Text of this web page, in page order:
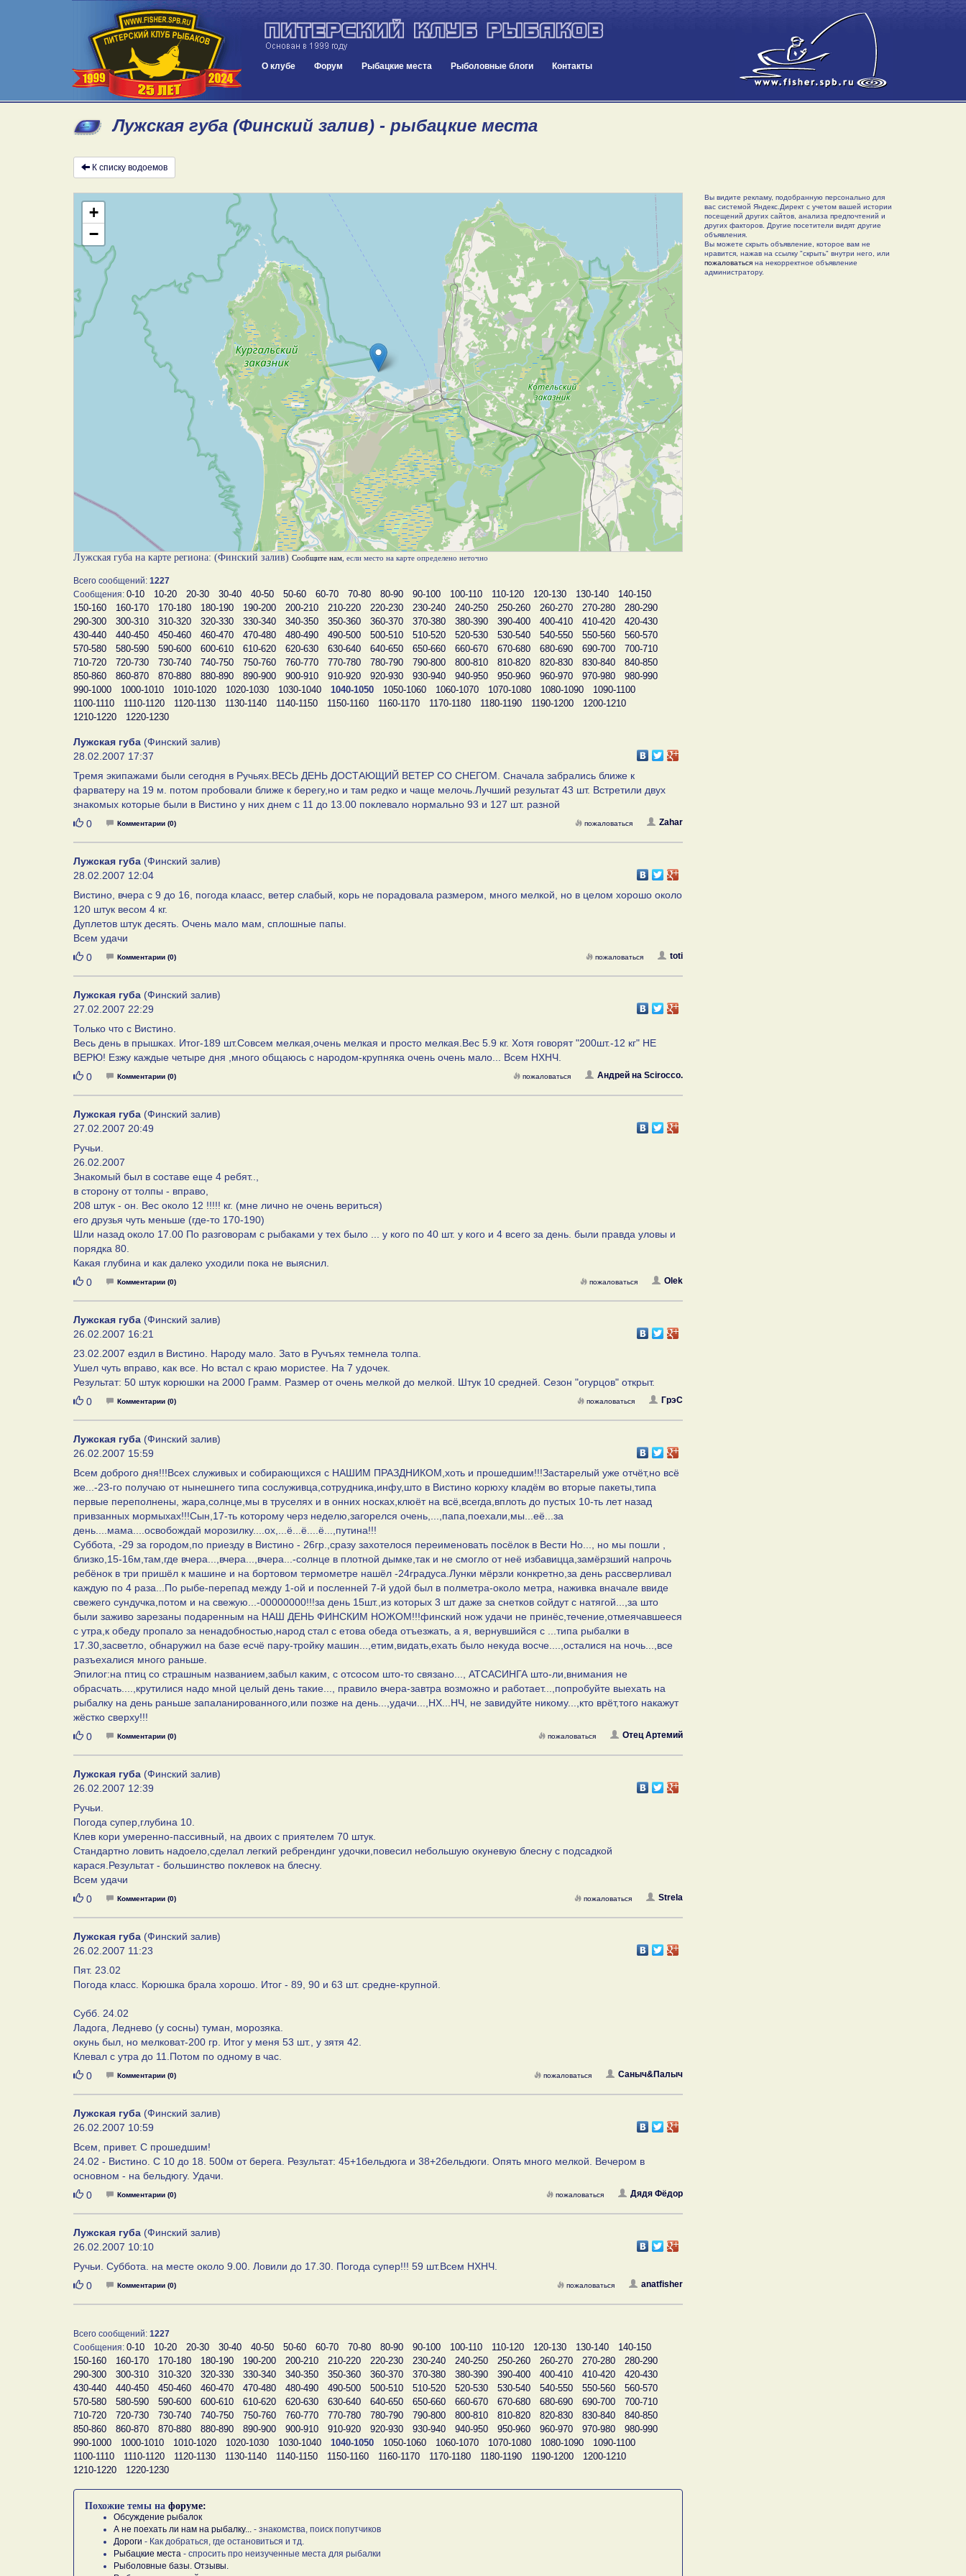
О клубе Форум Рыбацкие места Рыболовные блоги Контакты
Лужская губа (Финский залив) - рыбацкие места
К списку водоемов
+
−
Лужская губа на карте региона: (Финский залив) Сообщите нам , если место на карте определено неточно
Всего сообщений: 1227
Сообщения: 0-10 10-20 20-30 30-40 40-50 50-60 60-70 70-80 80-90 90-100 100-110 110-120 120-130 130-140
140-150
150-160
160-170 170-180 180-190 190-200 200-210 210-220 220-230 230-240 240-250 250-260 260-270 270-280
280-290
290-300
300-310 310-320 320-330 330-340 340-350 350-360 360-370 370-380 380-390 390-400 400-410 410-420
420-430
430-440
440-450 450-460 460-470 470-480 480-490 490-500 500-510 510-520 520-530 530-540 540-550 550-560
560-570
570-580
580-590 590-600 600-610 610-620 620-630 630-640 640-650 650-660 660-670 670-680 680-690 690-700
700-710
710-720
720-730 730-740 740-750 750-760 760-770 770-780 780-790 790-800 800-810 810-820 820-830 830-840
840-850
850-860
860-870 870-880 880-890 890-900 900-910 910-920 920-930 930-940 940-950 950-960 960-970 970-980
980-990
990-1000
1000-1010 1010-1020 1020-1030 1030-1040 1040-1050 1050-1060 1060-1070 1070-1080 1080-1090
1090-1100
1100-1110
1110-1120 1120-1130 1130-1140 1140-1150 1150-1160 1160-1170 1170-1180 1180-1190 1190-1200
1200-1210
1210-1220
1220-1230
Лужская губа (Финский залив)
28.02.2007 17:37
Тремя экипажами были сегодня в Ручьях.ВЕСЬ ДЕНЬ ДОСТАЮЩИЙ ВЕТЕР СО СНЕГОМ. Сначала забрались ближе к
фарватеру на 19 м. потом пробовали ближе к берегу,но и там редко и чаще мелочь.Лучший результат 43 шт. Встретили двух
знакомых которые были в Вистино у них днем с 11 до 13.00 поклевало нормально 93 и 127 шт. разной
Нравится
0 Комментарии (0) Zahar
пожаловаться
Лужская губа (Финский залив)
28.02.2007 12:04
Вистино, вчера с 9 до 16, погода клаасс, ветер слабый, корь не порадовала размером, много мелкой, но в целом хорошо около
120 штук весом 4 кг.
Дуплетов штук десять. Очень мало мам, сплошные папы.
Всем удачи
Нравится
0 Комментарии (0) toti
пожаловаться
Лужская губа (Финский залив)
27.02.2007 22:29
Только что с Вистино.
Весь день в прышках. Итог-189 шт.Совсем мелкая,очень мелкая и просто мелкая.Вес 5.9 кг. Хотя говорят "200шт.-12 кг" НЕ
ВЕРЮ! Езжу каждые четыре дня ,много общаюсь с народом-крупняка очень очень мало... Всем НХНЧ.
Нравится
0 Комментарии (0) Андрей на Scirocco.
пожаловаться
Лужская губа (Финский залив)
27.02.2007 20:49
Ручьи.
26.02.2007
Знакомый был в составе еще 4 ребят..,
в сторону от толпы - вправо,
208 штук - он. Вес около 12 !!!!! кг. (мне лично не очень вериться)
его друзья чуть меньше (где-то 170-190)
Шли назад около 17.00 По разговорам с рыбаками у тех было ... у кого по 40 шт. у кого и 4 всего за день. были правда уловы и
порядка 80.
Какая глубина и как далеко уходили пока не выяснил.
Нравится
0 Комментарии (0) Olek
пожаловаться
Лужская губа (Финский залив)
26.02.2007 16:21
23.02.2007 ездил в Вистино. Народу мало. Зато в Ручъях темнела толпа.
Ушел чуть вправо, как все. Но встал с краю мористее. На 7 удочек.
Результат: 50 штук корюшки на 2000 Грамм. Размер от очень мелкой до мелкой. Штук 10 средней. Сезон "огурцов" открыт.
Нравится
0 Комментарии (0) ГрэС
пожаловаться
Лужская губа (Финский залив)
26.02.2007 15:59
Всем доброго дня!!!Всех служивых и собирающихся с НАШИМ ПРАЗДНИКОМ,хоть и прошедшим!!!Застарелый уже отчёт,но всё
же...-23-го получаю от нынешнего типа сослуживца,сотрудника,инфу,што в Вистино корюху кладём во вторые пакеты,типа
первые переполнены, жара,солнце,мы в труселях и в онних носках,клюёт на всё,всегда,вплоть до пустых 10-ть лет назад
привзанных мормыхах!!!Сын,17-ть которому черз неделю,загорелся очень,...,папа,поехали,мы...её...за
день....мама....освобождай морозилку....ох,...ё...ё....ё...,путина!!!
Суббота, -29 за городом,по приезду в Вистино - 26гр.,сразу захотелося переименовать посёлок в Вести Но..., но мы пошли ,
близко,15-16м,там,где вчера...,вчера...,вчера...-солнце в плотной дымке,так и не смогло от неё избавицца,замёрзший напрочь
ребёнок в три пришёл к машине и на бортовом термометре нашёл -24градуса.Лунки мёрзли конкретно,за день рассверливал
каждую по 4 раза...По рыбе-перепад между 1-ой и посленней 7-й удой был в полметра-около метра, наживка вначале ввиде
свежего сундучка,потом и на свежую...-00000000!!!за день 15шт.,из которых 3 шт даже за снетков сойдут с натягой...,за што
были заживо зарезаны подаренным на НАШ ДЕНЬ ФИНСКИМ НОЖОМ!!!финский нож удачи не принёс,течение,отмеячавшееся
с утра,к обеду пропало за ненадобностью,народ стал с етова обеда отъезжать, а я, вернувшийся с ...типа рыбалки в
17.30,засветло, обнаружил на базе есчё пару-тройку машин...,етим,видать,ехать было некуда восче....,осталися на ночь...,все
разъехалися много раньше.
Эпилог:на птиц со страшным названием,забыл каким, с отсосом што-то связано..., АТСАСИНГА што-ли,внимания не
обрасчать....,крутилися надо мной целый день такие..., правило вчера-завтра возможно и работает...,попробуйте выехать на
рыбалку на день раньше запаланированного,или позже на день...,удачи...,НХ...НЧ, не завидуйте никому...,кто врёт,того накажут
жёстко сверху!!!
Нравится
0 Комментарии (0) Отец Артемий
пожаловаться
Лужская губа (Финский залив)
26.02.2007 12:39
Ручьи.
Погода супер,глубина 10.
Клев кори умеренно-пассивный, на двоих с приятелем 70 штук.
Стандартно ловить надоело,сделал легкий ребрендинг удочки,повесил небольшую окуневую блесну с подсадкой
карася.Результат - большинство поклевок на блесну.
Всем удачи
Нравится
0 Комментарии (0) Strela
пожаловаться
Лужская губа (Финский залив)
26.02.2007 11:23
Пят. 23.02
Погода класс. Корюшка брала хорошо. Итог - 89, 90 и 63 шт. средне-крупной.
Субб. 24.02
Ладога, Леднево (у сосны) туман, морозяка.
окунь был, но мелковат-200 гр. Итог у меня 53 шт., у зятя 42.
Клевал с утра до 11.Потом по одному в час.
Нравится
0 Комментарии (0) Саныч&Палыч
пожаловаться
Лужская губа (Финский залив)
26.02.2007 10:59
Всем, привет. С прошедшим!
24.02 - Вистино. С 10 до 18. 500м от берега. Результат: 45+1бельдюга и 38+2бельдюги. Опять много мелкой. Вечером в
основном - на бельдюгу. Удачи.
Нравится
0 Комментарии (0) Дядя Фёдор
пожаловаться
Лужская губа (Финский залив)
26.02.2007 10:10
Ручьи. Суббота. на месте около 9.00. Ловили до 17.30. Погода супер!!! 59 шт.Всем НХНЧ.
Нравится
0 Комментарии (0) anatfisher
пожаловаться
Всего сообщений: 1227
Сообщения: 0-10 10-20 20-30 30-40 40-50 50-60 60-70 70-80 80-90 90-100 100-110 110-120 120-130 130-140
140-150
150-160
160-170 170-180 180-190 190-200 200-210 210-220 220-230 230-240 240-250 250-260 260-270 270-280
280-290
290-300
300-310 310-320 320-330 330-340 340-350 350-360 360-370 370-380 380-390 390-400 400-410 410-420
420-430
430-440
440-450 450-460 460-470 470-480 480-490 490-500 500-510 510-520 520-530 530-540 540-550 550-560
560-570
570-580
580-590 590-600 600-610 610-620 620-630 630-640 640-650 650-660 660-670 670-680 680-690 690-700
700-710
710-720
720-730 730-740 740-750 750-760 760-770 770-780 780-790 790-800 800-810 810-820 820-830 830-840
840-850
850-860
860-870 870-880 880-890 890-900 900-910 910-920 920-930 930-940 940-950 950-960 960-970 970-980
980-990
990-1000
1000-1010 1010-1020 1020-1030 1030-1040 1040-1050 1050-1060 1060-1070 1070-1080 1080-1090
1090-1100
1100-1110
1110-1120 1120-1130 1130-1140 1140-1150 1150-1160 1160-1170 1170-1180 1180-1190 1190-1200
1200-1210
1210-1220
1220-1230
Похожие темы на форуме:
Обсуждение рыбалок
А не поехать ли нам на рыбалку... - знакомства, поиск попутчиков
Дороги - Как добраться, где остановиться и тд.
Рыбацкие места - спросить про неизученные места для рыбалки
Рыболовные базы. Отзывы.
Вы видите рекламу, подобранную персонально для
вас системой Яндекс.Директ с учетом вашей истории
посещений других сайтов, анализа предпочтений и
других факторов. Другие посетители видят другие
объявления.
Вы можете скрыть объявление, которое вам не
нравится, нажав на ссылку "скрыть" внутри него, или
пожаловатьсяна некорректное объявление
администратору.